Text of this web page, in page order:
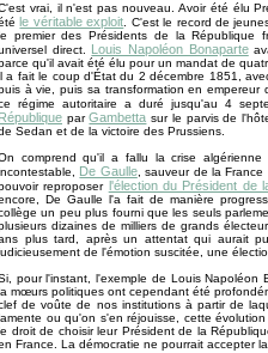
vrai, il n'est pas nouveau. Avoir été élu
le véritable exploit. C'est le record de
premier des Présidents de la République
direct.
Louis Napoléon Bonaparte
qu'il avait été élu pour un mandat de
a fait le coup d'État du 2 décembre 1851,
à vie, puis sa transformation en empereur
régime autoritaire a duré jusqu'au 4
République parGambetta sur le parvis de
Sedan et de la victoire des Prussiens.
comprend qu'il a fallu la crise
De Gaulle, sauveur de la
reproposer l'élection du Président de
De Gaulle l'a fait de manière
un peu plus fourni que les seuls
dizaines de milliers de grands
plus tard, après un attentat qui aurait
de l'émotion suscitée, une
pour l'instant, l'exemple de Louis
mœurs politiques ont cependant été
de voûte de nos institutions à partir de
ou qu'on s'en réjouisse, cette
droit de choisir leur Président de la
France. La démocratie ne pourrait accepter